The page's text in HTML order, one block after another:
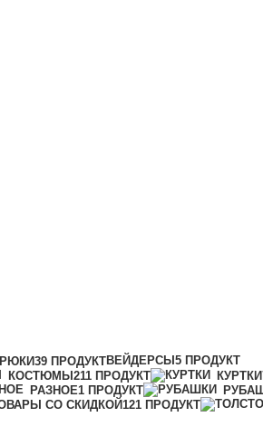
39 ПРОДУКТВЕЙДЕРСЫ 5 ПРОДУКТ
КОСТЮМЫ211 ПРОДУКТ КУРТКИ
РАЗНОЕ1 ПРОДУКТ
СО СКИДКОЙ121 ПРОДУКТ